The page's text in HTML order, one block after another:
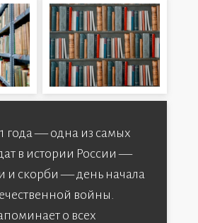
года — одна из самых
в истории России —
и скорби — день начала
войны.
о всех